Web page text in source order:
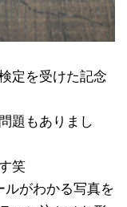
定を受けた記念
題もありまし
笑
ルがわかる写真を